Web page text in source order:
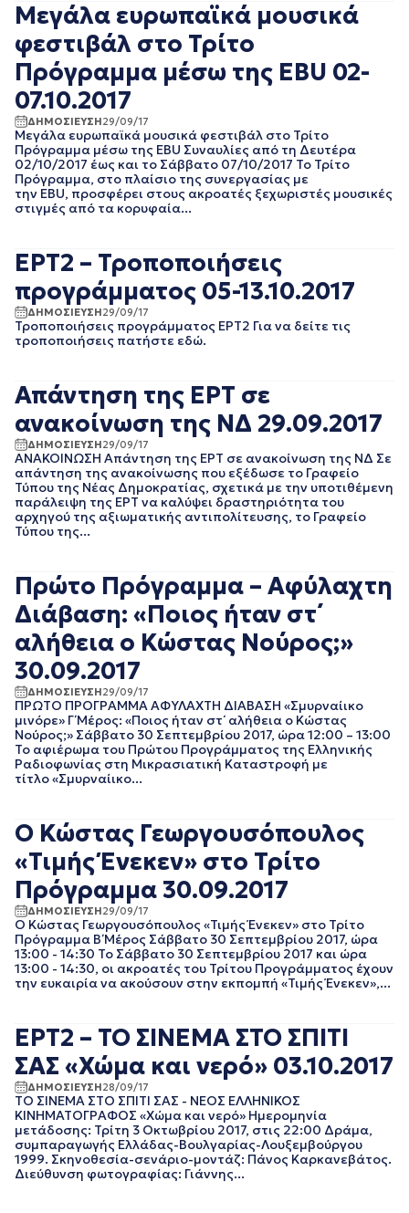
ΙΟΥΛΙΟΣ 2022
ΙΟΥΝΙΟΣ 2022
ΜΑΙΟΣ 2022
ΑΠΡΙΛΙΟΣ 2022
ΙΑΝΟΥΑΡΙΟΣ 2022
ΔΕΚΕΜΒΡΙΟΣ 2021
ΝΟΕΜΒΡΙΟΣ 2021
ΟΚΤΩΒΡΙΟΣ 2021
ΣΕΠΤΕΜΒΡΙΟΣ 2021
ΙΟΥΝΙΟΣ 2021
ΜΑΙΟΣ 2021
ΑΠΡΙΛΙΟΣ 2021
ΜΑΡΤΙΟΣ 2021
ΦΕΒΡΟΥΑΡΙΟΣ 2021
ΝΟΕΜΒΡΙΟΣ 2020
ΟΚΤΩΒΡΙΟΣ 2020
ΣΕΠΤΕΜΒΡΙΟΣ 2020
ΑΥΓΟΥΣΤΟΣ 2020
ΙΟΥΛΙΟΣ 2020
ΙΟΥΝΙΟΣ 2020
ΜΑΙΟΣ 2020
ΙΑΝΟΥΑΡΙΟΣ 2020
ΔΕΚΕΜΒΡΙΟΣ 2019
ΝΟΕΜΒΡΙΟΣ 2019
ΟΚΤΩΒΡΙΟΣ 2019
ΙΟΥΛΙΟΣ 2019
ΙΟΥΝΙΟΣ 2019
ΜΑΙΟΣ 2019
ΑΠΡΙΛΙΟΣ 2019
ΔΕΚΕΜΒΡΙΟΣ 2018
ΝΟΕΜΒΡΙΟΣ 2018
ΣΕΠΤΕΜΒΡΙΟΣ 2018
ΙΟΥΛΙΟΣ 2018
ΙΟΥΝΙΟΣ 2018
ΜΑΙΟΣ 2018
ΑΠΡΙΛΙΟΣ 2018
ΦΕΒΡΟΥΑΡΙΟΣ 2018
ΙΑΝΟΥΑΡΙΟΣ 2018
ΔΕΚΕΜΒΡΙΟΣ 2017
ΟΚΤΩΒΡΙΟΣ 2017
ΣΕΠΤΕΜΒΡΙΟΣ 2017
ΑΥΓΟΥΣΤΟΣ 2017
ΙΟΥΛΙΟΣ 2017
ΙΟΥΝΙΟΣ 2017
Μεγάλα ευρωπαϊκά μουσικά
φεστιβάλ στο Τρίτο
Πρόγραμμα μέσω της EBU 02-
07.10.2017
ΔΗΜΟΣΙΕΥΣΗ29/09/17
Μεγάλα ευρωπαϊκά μουσικά φεστιβάλ στο Τρίτο
Πρόγραμμα μέσω της EBU Συναυλίες από τη Δευτέρα
02/10/2017 έως και το Σάββατο 07/10/2017 Το Τρίτο
Πρόγραμμα, στο πλαίσιο της συνεργασίας με
την EBU, προσφέρει στους ακροατές ξεχωριστές μουσικές
στιγμές από τα κορυφαία...
ΕΡΤ2 – Τροποποιήσεις
προγράμματος 05-13.10.2017
ΔΗΜΟΣΙΕΥΣΗ29/09/17
Τροποποιήσεις προγράμματος ΕΡΤ2 Για να δείτε τις
τροποποιήσεις πατήστε εδώ.
Απάντηση της ΕΡΤ σε
ανακοίνωση της ΝΔ 29.09.2017
ΔΗΜΟΣΙΕΥΣΗ29/09/17
ΑΝΑΚΟΙΝΩΣΗ Απάντηση της ΕΡΤ σε ανακοίνωση της ΝΔ Σε
απάντηση της ανακοίνωσης που εξέδωσε το Γραφείο
Τύπου της Νέας Δημοκρατίας, σχετικά με την υποτιθέμενη
παράλειψη της ΕΡΤ να καλύψει δραστηριότητα του
αρχηγού της αξιωματικής αντιπολίτευσης, το Γραφείο
Τύπου της...
Πρώτο Πρόγραμμα – Αφύλαχτη
Διάβαση: «Ποιος ήταν στ΄
αλήθεια ο Κώστας Νούρος;»
30.09.2017
ΔΗΜΟΣΙΕΥΣΗ29/09/17
ΠΡΩΤΟ ΠΡΟΓΡΑΜΜΑ ΑΦΥΛΑΧΤΗ ΔΙΑΒΑΣΗ «Σμυρναίικο
μινόρε» Γ΄ Μέρος: «Ποιος ήταν στ΄ αλήθεια ο Κώστας
Νούρος;» Σάββατο 30 Σεπτεμβρίου 2017, ώρα 12:00 – 13:00
Το αφιέρωμα του Πρώτου Προγράμματος της Ελληνικής
Ραδιοφωνίας στη Μικρασιατική Καταστροφή με
τίτλο «Σμυρναίικο...
Ο Κώστας Γεωργουσόπουλος
«Τιμής Ένεκεν» στο Τρίτο
Πρόγραμμα 30.09.2017
ΔΗΜΟΣΙΕΥΣΗ29/09/17
Ο Κώστας Γεωργουσόπουλος «Τιμής Ένεκεν» στο Τρίτο
Πρόγραμμα Β΄ Μέρος Σάββατο 30 Σεπτεμβρίου 2017, ώρα
13:00 - 14:30 Το Σάββατο 30 Σεπτεμβρίου 2017 και ώρα
13:00 - 14:30, οι ακροατές του Τρίτου Προγράμματος έχουν
την ευκαιρία να ακούσουν στην εκπομπή «Τιμής Ένεκεν»,...
ΕΡΤ2 – ΤΟ ΣΙΝΕΜΑ ΣΤΟ ΣΠΙΤΙ
ΣΑΣ «Χώμα και νερό» 03.10.2017
ΔΗΜΟΣΙΕΥΣΗ28/09/17
ΤΟ ΣΙΝΕΜΑ ΣΤΟ ΣΠΙΤΙ ΣΑΣ - ΝΕΟΣ ΕΛΛΗΝΙΚΟΣ
ΚΙΝΗΜΑΤΟΓΡΑΦΟΣ «Χώμα και νερό» Ημερομηνία
μετάδοσης: Τρίτη 3 Οκτωβρίου 2017, στις 22:00 Δράμα,
συμπαραγωγής Ελλάδας-Βουλγαρίας-Λουξεμβούργου
1999. Σκηνοθεσία-σενάριο-μοντάζ: Πάνος Καρκανεβάτος.
Διεύθυνση φωτογραφίας: Γιάννης...